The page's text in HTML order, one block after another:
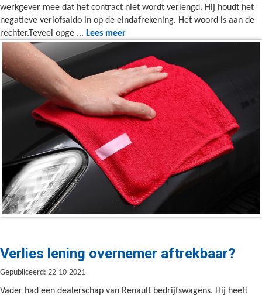
werkgever mee dat het contract niet wordt verlengd. Hij houdt het
negatieve verlofsaldo in op de eindafrekening. Het woord is aan de
rechter.Teveel opge ... Lees meer
Verlies lening overnemer aftrekbaar?
Gepubliceerd: 22-10-2021
Vader had een dealerschap van Renault bedrijfswagens. Hij heeft